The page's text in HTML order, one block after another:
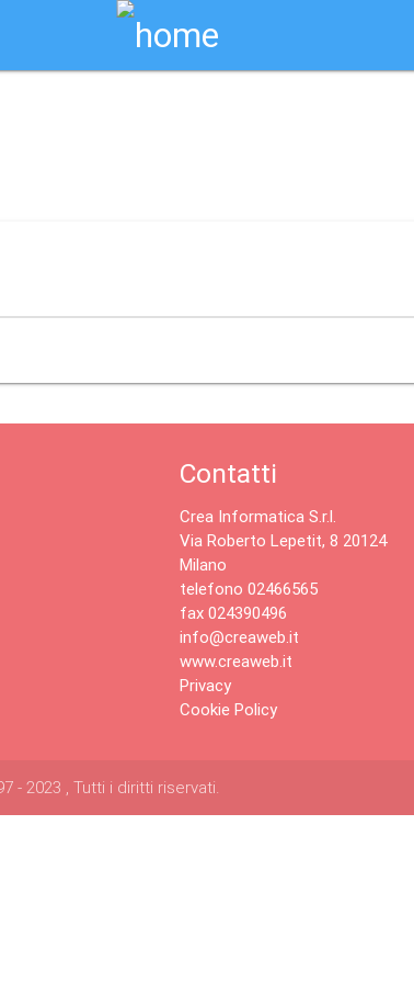
Contatti
Crea Informatica S.r.l.
Via Roberto Lepetit, 8 20124
Milano
telefono 02466565
fax 024390496
info@creaweb.it
www.creaweb.it
Privacy
Cookie Policy
- 2023 , Tutti i diritti riservati.